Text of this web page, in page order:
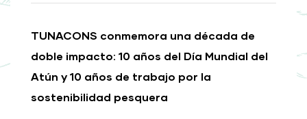
TUNACONS conmemora una década de
doble impacto: 10 años del Día Mundial del
Atún y 10 años de trabajo por la
sostenibilidad pesquera